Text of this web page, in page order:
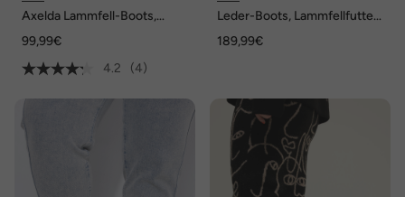
Axelda Lammfell-Boots,
99,99€
4.2
(4)
Leder-Boots, Lammfellfutter,
189,99€